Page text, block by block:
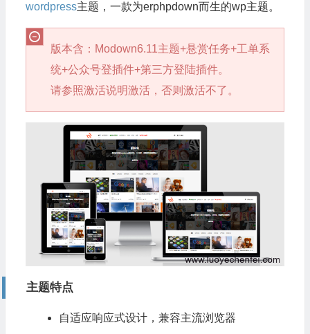
wordpress主题，一款为erphpdown而生的wp主题。
版本含：Modown6.11主题+悬赏任务+工单系
统+公众号登插件+第三方登陆插件。
请参照激活说明激活，否则激活不了。
主题特点
自适应响应式设计，兼容主流浏览器